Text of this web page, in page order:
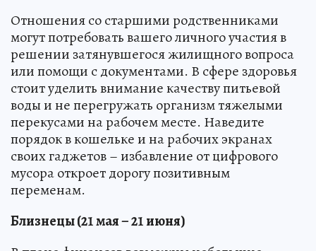
Отношения со старшими родственниками
могут потребовать вашего личного участия в
решении затянувшегося жилищного вопроса
или помощи с документами. В сфере здоровья
стоит уделить внимание качеству питьевой
воды и не перегружать организм тяжелыми
перекусами на рабочем месте. Наведите
порядок в кошельке и на рабочих экранах
своих гаджетов – избавление от цифрового
мусора откроет дорогу позитивным
переменам.
Близнецы (21 мая – 21 июня)